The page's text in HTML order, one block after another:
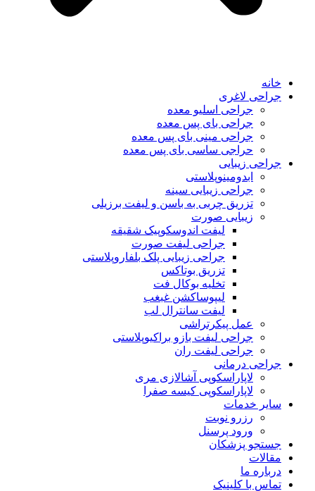
خانه
جراحی لاغری
جراحی اسلیو معده
جراحی بای پس معده
جراحی مینی بای پس معده
حراجی ساسی بای پس معده
جراحی زیبایی
ابدومینوپلاستی
جراحی زیبایی سینه
تزریق چربی به باسن و لیفت برزیلی
زیبایی صورت
لیفت اندوسکوپیک شقیقه
جراحی لیفت صورت
جراحی زیبایی پلک بلفاروپلاستی
تزریق بوتاکس
تخلیه بوکال فت
لیپوساکشن غبغب
لیفت سانترال لب
عمل پیکرتراشی
جراحی لیفت بازو براکیوپلاستی
جراحی لیفت ران
جراحی درمانی
لاپاراسکوپی آشالازی مری
لاپاراسکوپی کیسه صفرا
سایر خدمات
رزرو نوبت
ورود پرسنل
جستجو پزشکان
مقالات
درباره ما
تماس با کلینیک